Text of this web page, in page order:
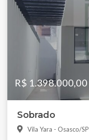
R$ 1.398.000,00
Sobrado
Vila Yara - Osasco/SP